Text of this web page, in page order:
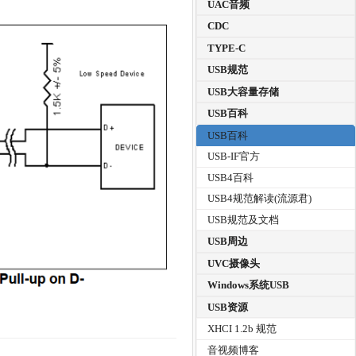
UAC音频
CDC
TYPE-C
USB规范
USB大容量存储
USB百科
USB百科
USB-IF官方
USB4百科
USB4规范解读(流源君)
USB规范及文档
USB周边
UVC摄像头
Windows系统USB
USB资源
XHCI 1.2b 规范
音视频博客